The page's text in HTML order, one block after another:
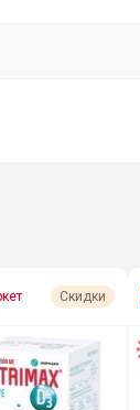
Скидки